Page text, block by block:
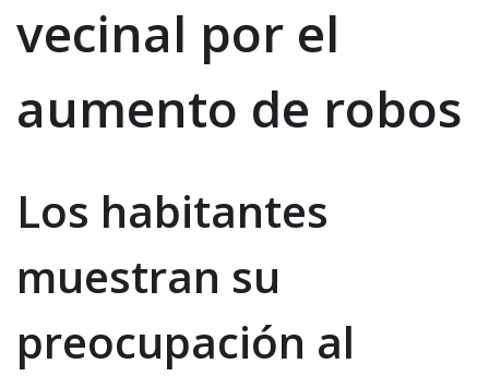
vecinal por el
aumento de robos
Los habitantes
muestran su
preocupación al